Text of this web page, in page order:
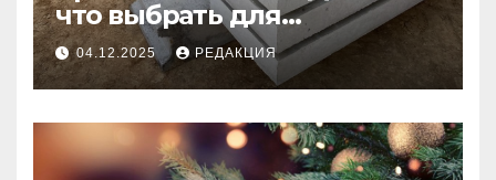
что выбрать для
долговечного и прочного
покрытия
04.12.2025 РЕДАКЦИЯ